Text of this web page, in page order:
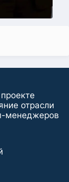
отрасли
менеджеров